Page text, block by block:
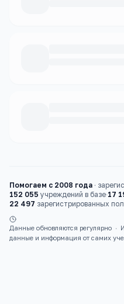
Помогаем с 2008 года ·
152 055 учреждений в базе·17
22 497 зарегистрированных
Данные обновляются регулярно ·
данные и информация от самих